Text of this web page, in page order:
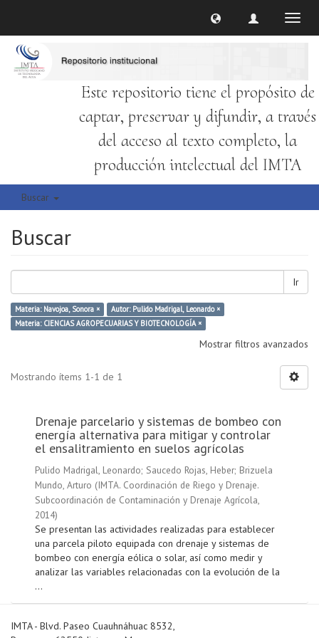
Este repositorio tiene el propósito de
captar, preservar y difundir, a través
del acceso al texto completo, la
producción intelectual del IMTA
Buscar
Buscar
Ir
Materia: Navojoa, Sonora ×
Autor: Pulido Madrigal, Leonardo ×
Materia: CIENCIAS AGROPECUARIAS Y BIOTECNOLOGÍA ×
Mostrar filtros avanzados
Mostrando ítems 1-1 de 1
Drenaje parcelario y sistemas de bombeo con
energía alternativa para mitigar y controlar
el ensalitramiento en suelos agrícolas
Pulido Madrigal, Leonardo; Saucedo Rojas, Heber; Brizuela
Mundo, Arturo (IMTA. Coordinación de Riego y Drenaje.
Subcoordinación de Contaminación y Drenaje Agrícola,
2014)
Se presentan las actividades realizadas para establecer
una parcela piloto equipada con drenaje y sistemas de
bombeo con energía eólica o solar, así como medir y
analizar las variables relacionadas con la evolución de la
...
IMTA - Blvd. Paseo Cuauhnáhuac 8532,